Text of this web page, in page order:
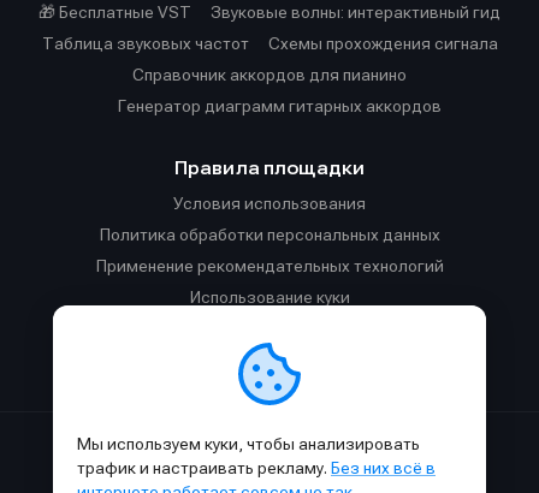
🎁 Бесплатные VST
Звуковые волны: интерактивный гид
Таблица звуковых частот
Cхемы прохождения сигнала
Справочник аккордов для пианино
Генератор диаграмм гитарных аккордов
Правила площадки
Условия использования
Политика обработки персональных данных
Применение рекомендательных технологий
Использование куки
Правила общения в Телеграм-чате
Сделано с к в SAMESOUND© 2015-2026.
Использование материалов SAMESOUND разрешено только с
Мы используем куки, чтобы анализировать
трафик и настраивать рекламу. Без них всё в